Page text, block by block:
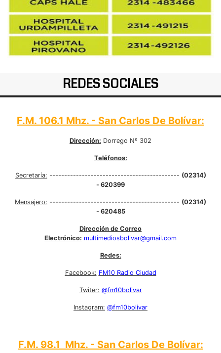
REDES SOCIALES
F.M. 106.1 Mhz. - San Carlos De Bolívar:
Dirección: Dorrego Nº 302
Teléfonos:
Secretaría: -------------------------------------------- (02314)
- 620399
Mensajero: -------------------------------------------- (02314)
- 620485
Dirección de Correo
Electrónico: multimediosbolivar@gmail.com
Redes:
Facebook: FM10 Radio Ciudad
Twiter: @fm10bolivar
Instagram: @fm10bolivar
F.M. 98.1 Mhz. - San Carlos De Bolívar: